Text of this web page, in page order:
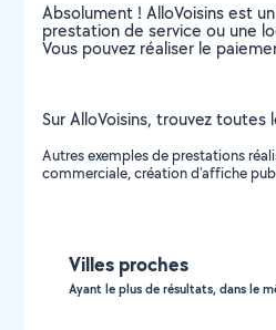
Absolument ! AlloVoisins est
prestation de service ou une
Vous pouvez réaliser le
Sur AlloVoisins, trouvez
Autres exemples de prestations
commerciale, création d'affiche
Villes proches
Ayant le plus de résultats, dans le